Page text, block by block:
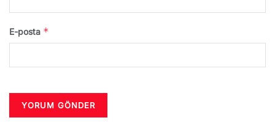
E-posta *